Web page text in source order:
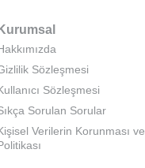
Kurumsal
Sözleşmesi
Sözleşmesi
Sorulan Sorular
Verilerin Korunması